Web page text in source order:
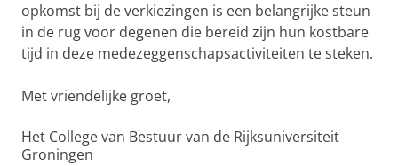
opkomst bij de verkiezingen is een belangrijke steun
in de rug voor degenen die bereid zijn hun kostbare
tijd in deze medezeggenschapsactiviteiten te steken.
Met vriendelijke groet,
Het College van Bestuur van de Rijksuniversiteit
Groningen